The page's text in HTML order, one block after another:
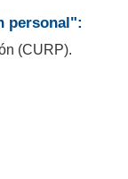
busca
las
personal":
(CURP).